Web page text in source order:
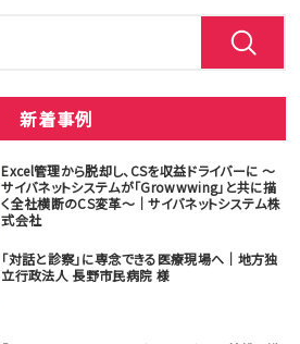
新着事例
Excel管理から脱却し、CSを収益ドライバーに ～
サイバネットシステムが「Growwwing」と共に描
く全社横断のCS変革～｜サイバネットシステム株
式会社
「対話と診察」に専念できる医療現場へ｜地方独
立行政法人 長野市民病院 様